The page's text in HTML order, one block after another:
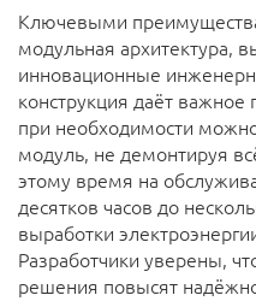
Ключевыми
модульная архитектура,
инновационные
конструкция даёт важное
при необходимости
модуль, не демонтируя
этому время на
десятков часов до
выработки
Разработчики уверены,
решения повысят